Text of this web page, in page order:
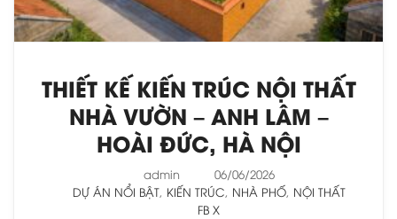
THIẾT KẾ KIẾN TRÚC NỘI THẤT
NHÀ VƯỜN – ANH LÂM –
HOÀI ĐỨC, HÀ NỘI
admin
06/06/2026
DỰ ÁN NỔI BẬT, KIẾN TRÚC, NHÀ PHỐ, NỘI THẤT
FB X